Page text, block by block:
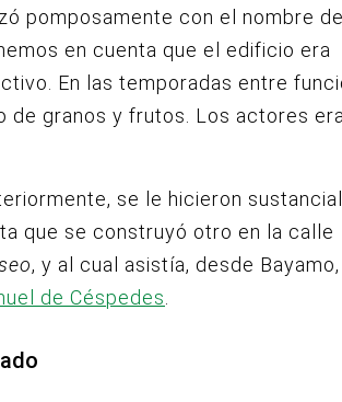
pomposamente con el nombre de
en cuenta que el edificio era
En las temporadas entre
de granos y frutos. Los actores
se le hicieron
que se construyó otro en la calle
, y al cual asistía, desde Bayamo,
de Céspedes.